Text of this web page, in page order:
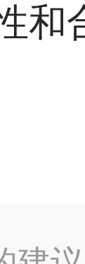
和